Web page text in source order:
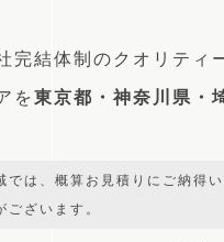
完結体制のクオリティ
を東京都・神奈川県・
は、概算お見積りにご納得
ございます。